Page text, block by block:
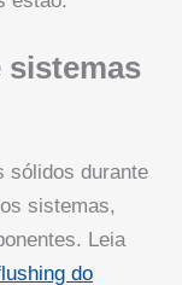
sólidos durante
sistemas,
Leia
do